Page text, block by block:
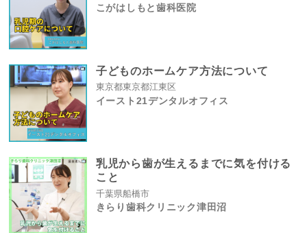
こがはしもと歯科医院
子どものホームケア方法について
東京都東京都江東区
イースト21デンタルオフィス
乳児から歯が生えるまでに気を付ける
こと
千葉県船橋市
きらり歯科クリニック津田沼